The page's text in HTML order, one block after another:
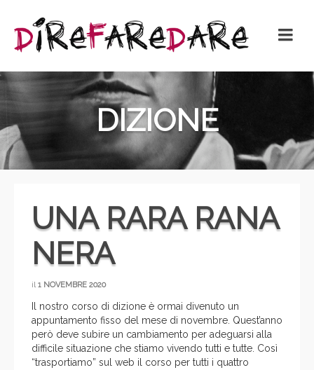
DIZIONE
UNA RARA RANA
NERA
il 1 NOVEMBRE 2020
Il nostro corso di dizione è ormai divenuto un
appuntamento fisso del mese di novembre. Quest’anno
però deve subire un cambiamento per adeguarsi alla
difficile situazione che stiamo vivendo tutti e tutte. Così
“trasportiamo” sul web il corso per tutti i quattro